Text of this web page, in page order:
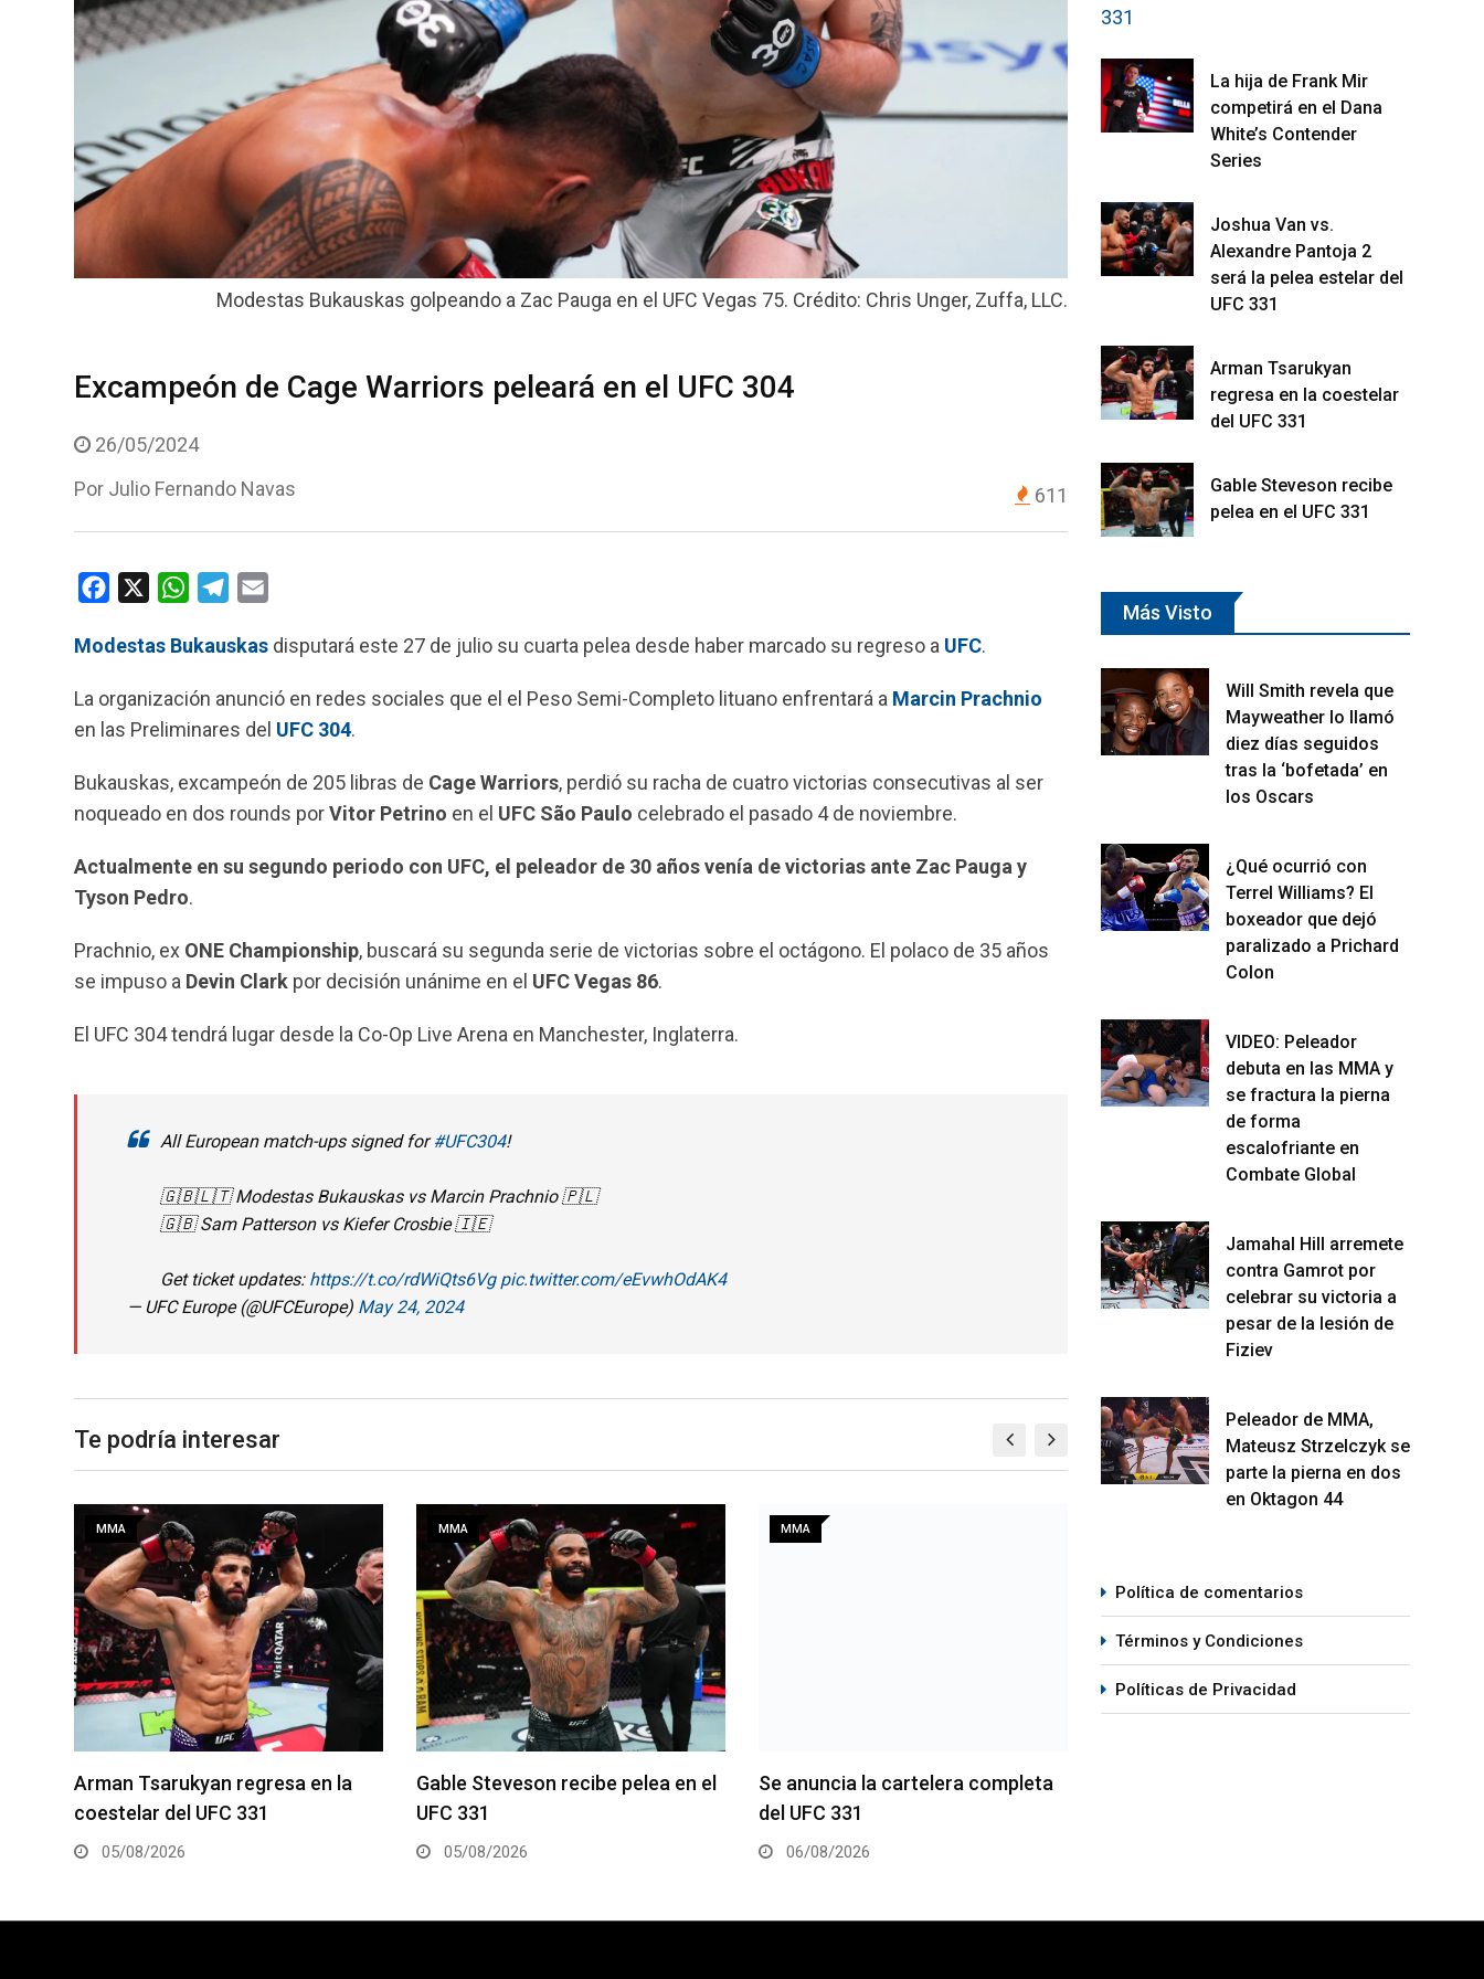
Modestas Bukauskas golpeando a Zac Pauga en el UFC Vegas 75. Crédito: Chris Unger, Zuffa, LLC.
Excampeón de Cage Warriors peleará en el UFC 304
26/05/2024
Por Julio Fernando Navas 611
c
b
o
W
a
s
A
l
g
r
a
l
Modestas Bukauskas disputará este 27 de julio su cuarta pelea desde haber marcado su regreso a UFC.
La organización anunció en redes sociales que el el Peso Semi-Completo lituano enfrentará a Marcin Prachnio
en las Preliminares del UFC 304.
Bukauskas, excampeón de 205 libras de Cage Warriors, perdió su racha de cuatro victorias consecutivas al ser
noqueado en dos rounds porVitor Petrino en el UFC São Paulo celebrado el pasado 4 de noviembre.
Actualmente en su segundo periodo con UFC, el peleador de 30 años venía de victorias ante Zac Pauga y
Tyson Pedro.
Prachnio, ex ONE Championship, buscará su segunda serie de victorias sobre el octágono. El polaco de 35 años
se impuso a Devin Clark por decisión unánime en el UFC Vegas 86.
El UFC 304 tendrá lugar desde la Co-Op Live Arena en Manchester, Inglaterra.
All European match-ups signed for#UFC304!
🇬🇧🇱🇹 Modestas Bukauskas vs Marcin Prachnio 🇵🇱
🇬🇧 Sam Patterson vs Kiefer Crosbie 🇮🇪
Get ticket updates: https://t.co/rdWiQts6Vg pic.twitter.com/eEvwhOdAK4
— UFC Europe (@UFCEurope) May 24, 2024
Te podría interesar
MMA
Arman Tsarukyan regresa en la
coestelar del UFC 331
05/08/2026
MMA
Gable Steveson recibe pelea en el
UFC 331
05/08/2026
MMA
Se anuncia la cartelera completa
del UFC 331
06/08/2026
La hija de Frank Mir
competirá en el Dana
White’s Contender
Series
Joshua Van vs.
Alexandre Pantoja 2
será la pelea estelar del
UFC 331
Arman Tsarukyan
regresa en la coestelar
del UFC 331
Gable Steveson recibe
pelea en el UFC 331
Más Visto
Will Smith revela que
Mayweather lo llamó
diez días seguidos
tras la ‘bofetada’ en
los Oscars
¿Qué ocurrió con
Terrel Williams? El
boxeador que dejó
paralizado a Prichard
Colon
VIDEO: Peleador
debuta en las MMA y
se fractura la pierna
de forma
escalofriante en
Combate Global
Jamahal Hill arremete
contra Gamrot por
celebrar su victoria a
pesar de la lesión de
Fiziev
Peleador de MMA,
Mateusz Strzelczyk se
parte la pierna en dos
en Oktagon 44
Política de comentarios
Términos y Condiciones
Políticas de Privacidad